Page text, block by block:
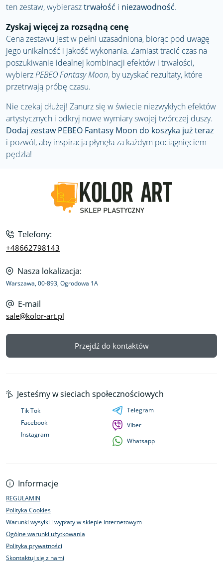
ten zestaw, wybierasztrwałość i niezawodność.
Zyskaj więcej za rozsądną cenę
Cena zestawu jest w pełni uzasadniona, biorąc pod uwagę
jego unikalność i jakość wykonania. Zamiast tracić czas na
poszukiwanie idealnej kombinacji efektów i trwałości,
wybierzPEBEO Fantasy Moon, by uzyskać rezultaty, które
przetrwają próbę czasu.
Nie czekaj dłużej! Zanurz się w świecie niezwykłych efektów
artystycznych i odkryj nowe wymiary swojej twórczej duszy.
Dodaj zestaw PEBEO Fantasy Moon do koszyka już teraz
i pozwól, aby inspiracja płynęła za każdym pociągnięciem
pędzla!
Telefony:
+48662798143
Nasza lokalizacja:
Warszawa, 00-893, Ogrodowa 1A
E-mail
sale@kolor-art.pl
Przejdź do kontaktów
Informacje
REGULAMIN
Polityka Cookies
Warunki wysyłki i wypłaty w sklepie internetowym
Ogólne warunki użytkowania
Polityka prywatności
Skontaktuj się z nami
Jesteśmy w sieciach społecznościowych
Tik Tok
Facebook
Instagram
Telegram
Viber
Whatsapp